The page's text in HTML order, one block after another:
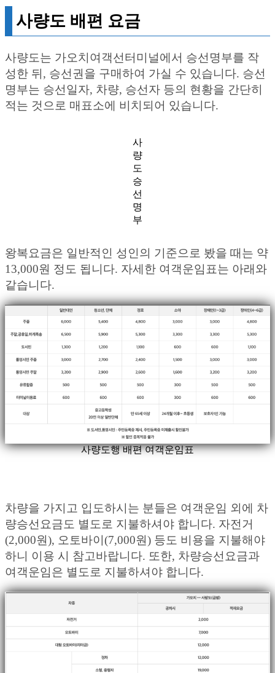
사량도 배편 요금
사량도는 가오치여객선터미널에서 승선명부를 작
성한 뒤, 승선권을 구매하여 가실 수 있습니다. 승선
명부는 승선일자, 차량, 승선자 등의 현황을 간단히
적는 것으로 매표소에 비치되어 있습니다.
사
량
도
승
선
명
부
왕복요금은 일반적인 성인의 기준으로 봤을 때는 약
13,000원 정도 됩니다. 자세한 여객운임표는 아래와
같습니다.
사량도행 배편 여객운임표
차량을 가지고 입도하시는 분들은 여객운임 외에 차
량승선요금도 별도로 지불하셔야 합니다. 자전거
(2,000원), 오토바이(7,000원) 등도 비용을 지불해야
하니 이용 시 참고바랍니다. 또한, 차량승선요금과
여객운임은 별도로 지불하셔야 합니다.